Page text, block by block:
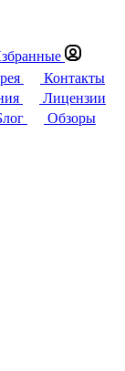
Контакты
Лицензии
Обзоры